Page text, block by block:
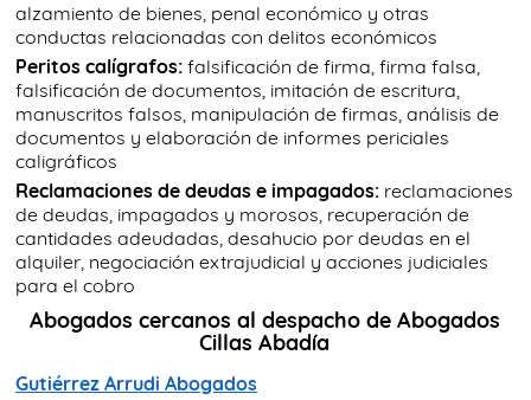
alzamiento de bienes, penal económico y otras
conductas relacionadas con delitos económicos
Peritos calígrafos: falsificación de firma, firma falsa,
falsificación de documentos, imitación de escritura,
manuscritos falsos, manipulación de firmas, análisis de
documentos y elaboración de informes periciales
caligráficos
Reclamaciones de deudas e impagados: reclamaciones
de deudas, impagados y morosos, recuperación de
cantidades adeudadas, desahucio por deudas en el
alquiler, negociación extrajudicial y acciones judiciales
para el cobro
Abogados cercanos al despacho de Abogados
Cillas Abadía
Gutiérrez Arrudi Abogados